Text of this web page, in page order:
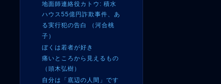
地面師連絡役カトウ: 積水
ハウス55億円詐欺事件、あ
る実行犯の告白 （河合桃
子）
ぼくは若者が好き
痛いところから見えるもの
（頭木弘樹）
自分は「底辺の人間」です